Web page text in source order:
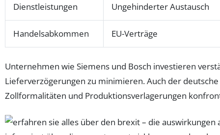
Dienstleistungen Ungehinderter Austausch
Handelsabkommen EU-Verträge
Unternehmen wie Siemens und Bosch investieren
Lieferverzögerungen zu minimieren. Auch der
Zollformalitäten und Produktionsverlagerungen